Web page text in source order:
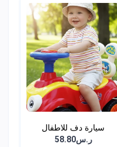
سيارة دف للاطفال
ر.س58.80